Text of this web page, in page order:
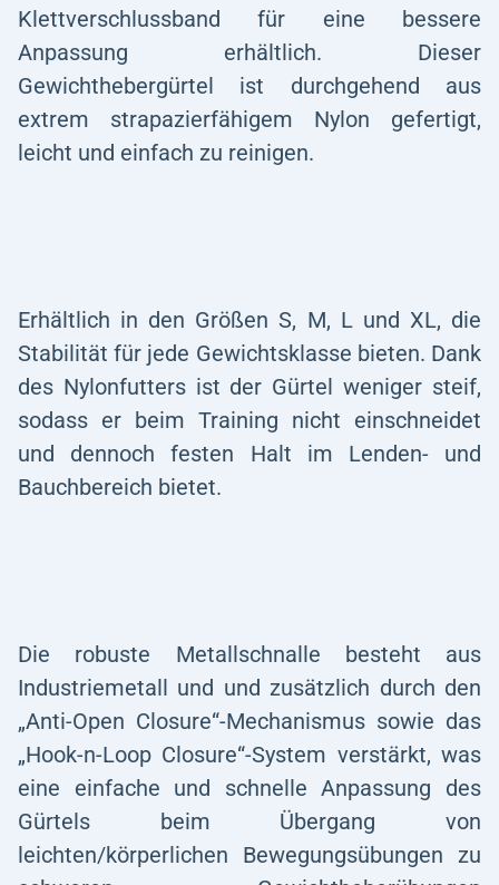
Klettverschlussband für eine bessere
Anpassung erhältlich. Dieser
Gewichthebergürtel ist durchgehend aus
extrem strapazierfähigem Nylon gefertigt,
leicht und einfach zu reinigen.
Erhältlich in den Größen S, M, L und XL, die
Stabilität für jede Gewichtsklasse bieten. Dank
des Nylonfutters ist der Gürtel weniger steif,
sodass er beim Training nicht einschneidet
und dennoch festen Halt im Lenden- und
Bauchbereich bietet.
Die robuste Metallschnalle besteht aus
Industriemetall und und zusätzlich durch den
„Anti-Open Closure“-Mechanismus sowie das
„Hook-n-Loop Closure“-System verstärkt, was
eine einfache und schnelle Anpassung des
Gürtels beim Übergang von
leichten/körperlichen Bewegungsübungen zu